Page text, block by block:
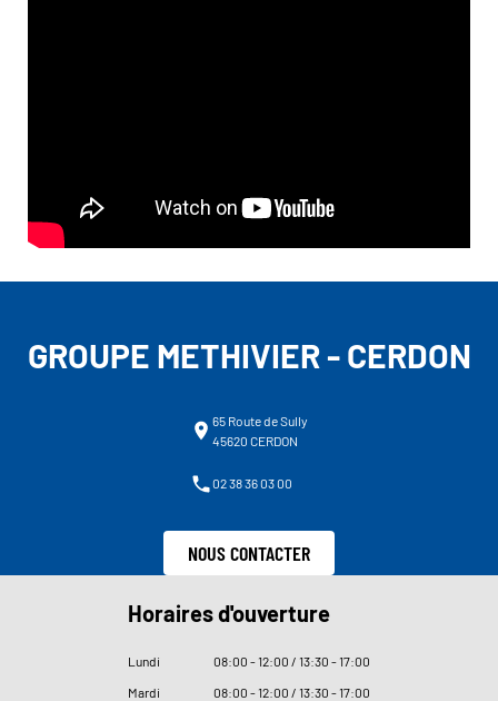
GROUPE METHIVIER - CERDON
65 Route de Sully
45620 CERDON
02 38 36 03 00
NOUS CONTACTER
Horaires d'ouverture
Lundi 08:00 - 12:00 / 13:30 - 17:00
Mardi
08:00 - 12:00 / 13:30 - 17:00